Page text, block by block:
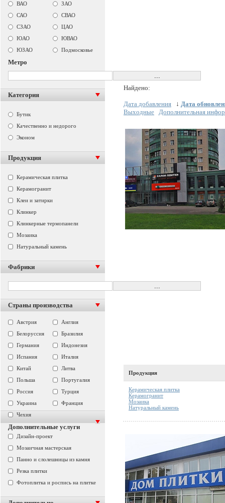
Найдено:
Дата добавления ↓ Дата
Выходные
Дополнительная
Продукция
Керамическая плитка
Керамогранит
Мозаика
Натуральный камень
ВАО
ЗАО
САО
СВАО
СЗАО
ЦАО
ЮАО
ЮВАО
ЮЗАО
Подмосковье
Метро
Категория
Бутик
Качественно и недорого
Эконом
Продукция
Керамическая плитка
Керамогранит
Клеи и затирки
Клинкер
Клинкерные термопанели
Мозаика
Натуральный камень
Фабрики
Страны производства
Австрия
Англия
Белоруссия
Бразилия
Германия
Индонезия
Испания
Италия
Китай
Литва
Польша
Португалия
Россия
Турция
Украина
Франция
Чехия
Дополнительные услуги
Дизайн-проект
Мозаичная мастерская
Панно и слолешницы из камня
Резка плитки
Фотоплитка и роспись на плитке